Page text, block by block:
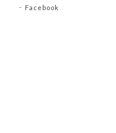
Facebook